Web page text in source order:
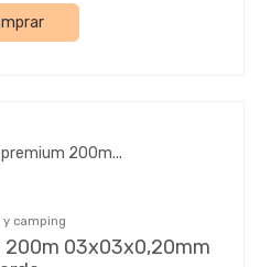
camping
200m 03x03x0,20mm